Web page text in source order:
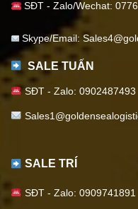
SĐT - Zalo/Wechat:
Skype/Email:
SALE TUẤN
SĐT - Zalo: 0902487493
SALE TRÍ
SĐT - Zalo: 0909741891